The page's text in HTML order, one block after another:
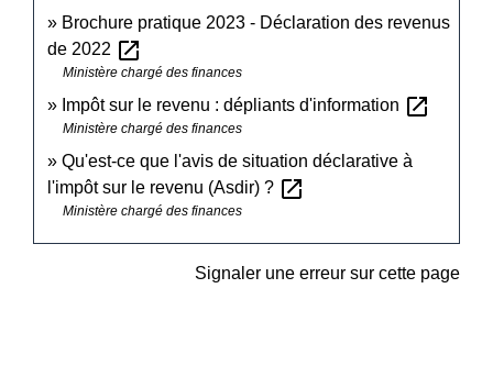
Brochure pratique 2023 - Déclaration des revenus
de 2022 open_in_new
Ministère chargé des finances
Impôt sur le revenu : dépliants d'information open_in_new
Ministère chargé des finances
Qu'est-ce que l'avis de situation déclarative à
l'impôt sur le revenu (Asdir) ? open_in_new
Ministère chargé des finances
Signaler une erreur sur cette page